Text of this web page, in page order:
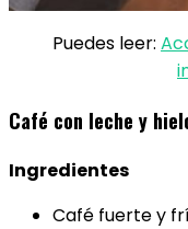
Puedes leer:
Café con leche y
Ingredientes
Café fuerte y